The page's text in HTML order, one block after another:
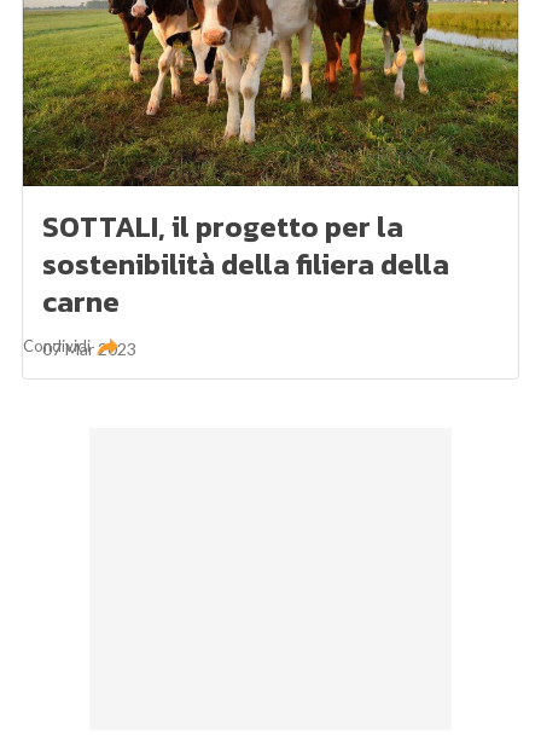
SOTTALI, il progetto per la
sostenibilità della filiera della
carne
07 Mar 2023
Condividi